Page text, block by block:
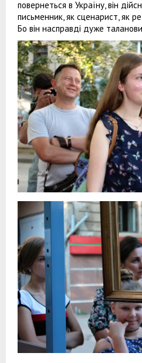
повернеться в Україну, він
письменник, як сценарист, як
Бо він насправді дуже